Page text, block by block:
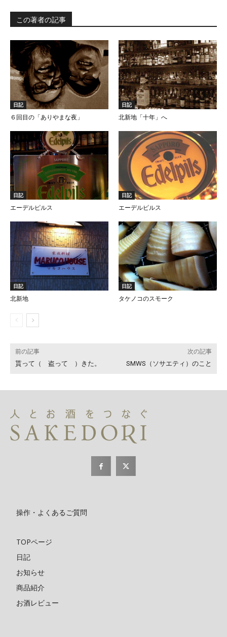
この著者の記事
日記
６回目の「ありやまな夜」
日記
北新地「十年」へ
日記
エーデルピルス
日記
エーデルピルス
日記
北新地
日記
タケノコのスモーク
前の記事
貰って（ 盗って ）きた。
次の記事
SMWS（ソサエティ）のこと
操作・よくあるご質問
TOPページ
日記
お知らせ
商品紹介
お酒レビュー